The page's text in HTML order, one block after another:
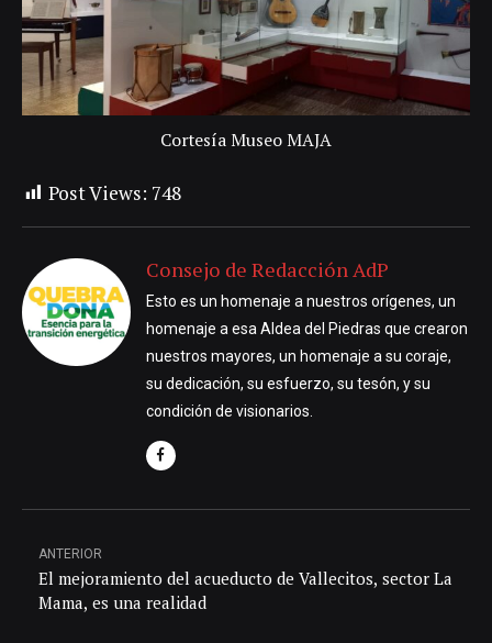
Cortesía Museo MAJA
Post Views: 748
Consejo de Redacción AdP
Esto es un homenaje a nuestros orígenes, un
homenaje a esa Aldea del Piedras que crearon
nuestros mayores, un homenaje a su coraje,
su dedicación, su esfuerzo, su tesón, y su
condición de visionarios.
ANTERIOR
El mejoramiento del acueducto de Vallecitos, sector La
Mama, es una realidad